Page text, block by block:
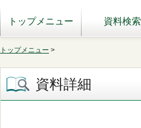
トップメニュー 資料検索
トップメニュー >
資料詳細